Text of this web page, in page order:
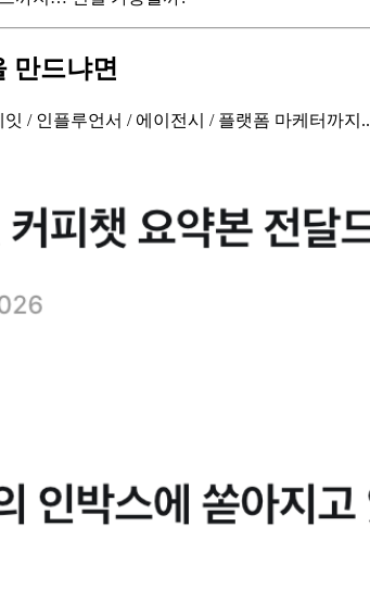
만드냐면
/ 인플루언서 / 에이전시 / 플랫폼 마케터까지..